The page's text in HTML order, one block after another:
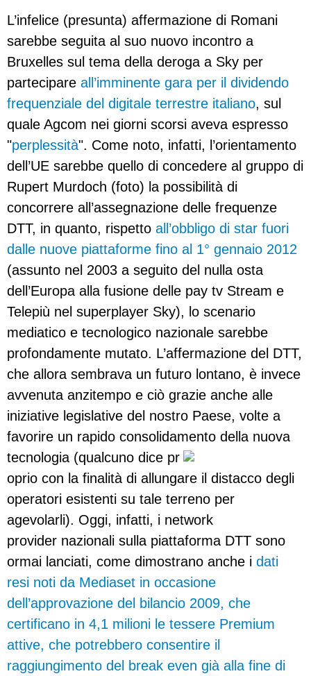
L’infelice (presunta) affermazione di Romani
sarebbe seguita al suo nuovo incontro a
Bruxelles sul tema della deroga a Sky per
partecipare all’imminente gara per il dividendo
frequenziale del digitale terrestre italiano, sul
quale Agcom nei giorni scorsi aveva espresso
"perplessità". Come noto, infatti, l’orientamento
dell’UE sarebbe quello di concedere al gruppo di
Rupert Murdoch (foto) la possibilità di
concorrere all’assegnazione delle frequenze
DTT, in quanto, rispetto all’obbligo di star fuori
dalle nuove piattaforme fino al 1° gennaio 2012
(assunto nel 2003 a seguito del nulla osta
dell’Europa alla fusione delle pay tv Stream e
Telepiù nel superplayer Sky), lo scenario
mediatico e tecnologico nazionale sarebbe
profondamente mutato. L’affermazione del DTT,
che allora sembrava un futuro lontano, è invece
avvenuta anzitempo e ciò grazie anche alle
iniziative legislative del nostro Paese, volte a
favorire un rapido consolidamento della nuova
tecnologia (qualcuno dice pr
oprio con la finalità di allungare il distacco degli
operatori esistenti su tale terreno per
agevolarli). Oggi, infatti, i network
provider nazionali sulla piattaforma DTT sono
ormai lanciati, come dimostrano anche i dati
resi noti da Mediaset in occasione
dell’approvazione del bilancio 2009, che
certificano in 4,1 milioni le tessere Premium
attive, che potrebbero consentire il
raggiungimento del break even già alla fine di